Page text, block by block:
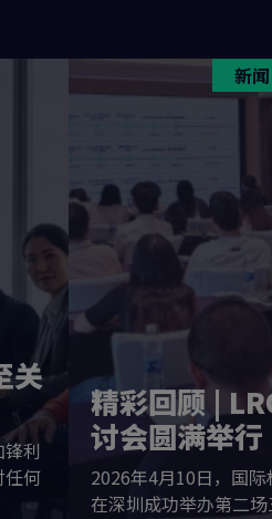
关
利
何
精彩回顾 |
讨会圆满举行
新闻
2026年4月10日，国
在深圳成功举办第二场